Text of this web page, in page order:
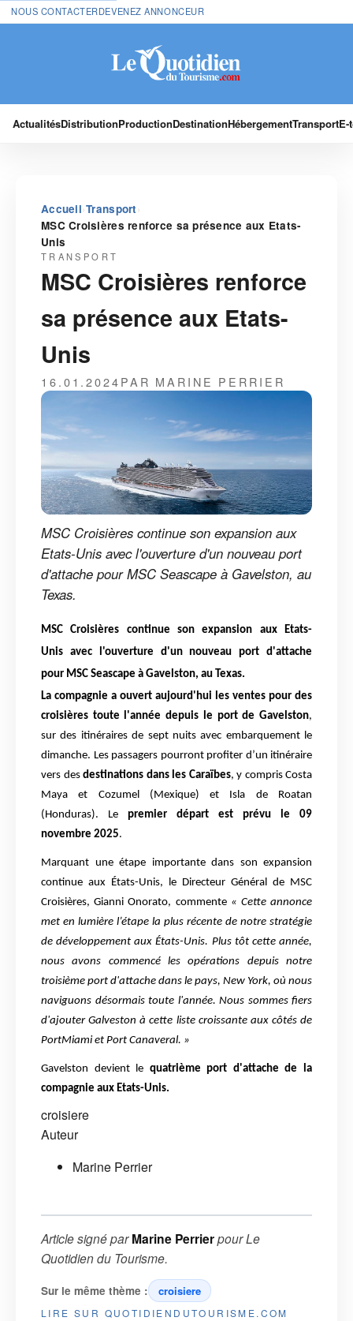
NOUS CONTACTERDEVENEZ ANNONCEUR
ActualitésDistributionProductionDestinationHébergementTransport
Accueil›Transport ›
MSC Croisières renforce sa présence aux Etats-
Unis
TRANSPORT
MSC Croisières renforce
sa présence aux Etats-
Unis
16.01.2024PAR MARINE PERRIER
MSC Croisières continue son expansion aux
Etats-Unis avec l'ouverture d'un nouveau port
d'attache pour MSC Seascape à Gavelston, au
Texas.
MSC Croisières continue son expansion aux Etats-
Unis avec l'ouverture d'un nouveau port d'attache
pour MSC Seascape à Gavelston, au Texas.
La compagnie a ouvert aujourd'hui les ventes pour des
croisières toute l'année depuis le port de Gavelston,
sur des itinéraires de sept nuits avec embarquement le
dimanche. Les passagers pourront profiter d’un itinéraire
vers desdestinations dans les Caraïbes, y compris Costa
Maya et Cozumel (Mexique) et Isla de Roatan
(Honduras). Le premier départ est prévu le 09
novembre 2025.
Marquant une étape importante dans son expansion
continue aux États-Unis, le Directeur Général de MSC
Croisières, Gianni Onorato, commente« Cette annonce
met en lumière l’étape la plus récente de notre stratégie
de développement aux États-Unis. Plus tôt cette année,
nous avons commencé les opérations depuis notre
troisième port d'attache dans le pays, New York, où nous
naviguons désormais toute l'année. Nous sommes fiers
d'ajouter Galveston à cette liste croissante aux côtés de
PortMiami et Port Canaveral. »
Gavelston devient le quatrième port d'attache de la
compagnie aux Etats-Unis.
croisiere
Auteur
Marine Perrier
Article signé parMarine PerrierpourLe
Quotidien du Tourisme.
Sur le même thème : croisiere
LIRE SUR QUOTIDIENDUTOURISME.COM